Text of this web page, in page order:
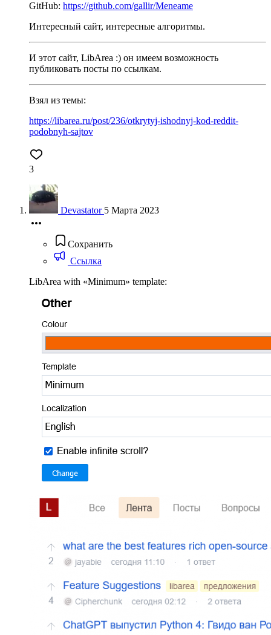
GitHub: https://github.com/gallir/Meneame
Интересный сайт, интересные алгоритмы.
И этот сайт, LibArea :) он имеем возможность
публиковать посты по ссылкам.
Взял из темы:
https://libarea.ru/post/236/otkrytyj-ishodnyj-kod-reddit-
podobnyh-sajtov
3
Devastator 5 Марта 2023
Сохранить
Ссылка
LibArea with «Minimum» template: